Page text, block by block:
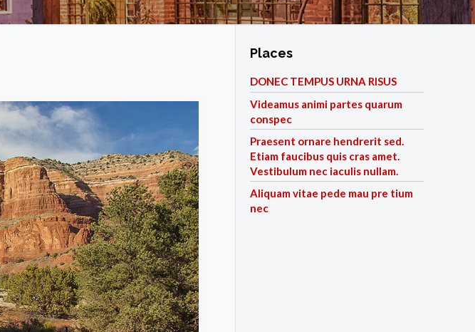
Places
DONEC TEMPUS URNA RISUS
Videamus animi partes quarum
conspec
Praesent ornare hendrerit sed.
Etiam faucibus quis cras amet.
Vestibulum nec iaculis nullam.
Aliquam vitae pede mau pre tium
nec